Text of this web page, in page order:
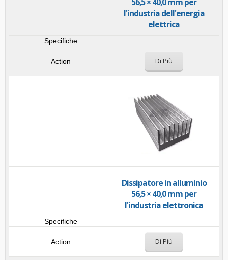
l'industria dell'energia
elettrica
Di Più
Dissipatore in alluminio
56,5 × 40,0 mm per
l'industria elettronica
Di Più